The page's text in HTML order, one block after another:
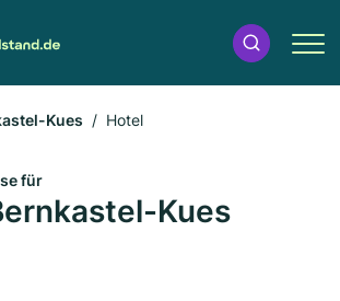
Kues Hotel
für
Kues